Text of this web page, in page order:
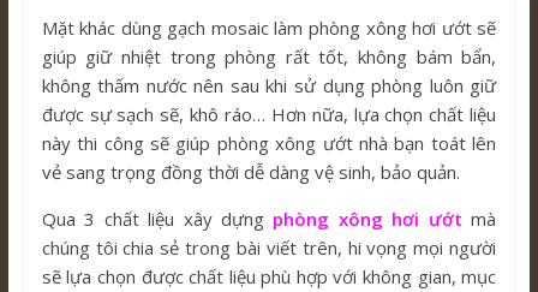
Mặt khác dùng gạch mosaic làm phòng xông hơi ướt sẽ
giúp giữ nhiệt trong phòng rất tốt, không bám bẩn,
không thấm nước nên sau khi sử dụng phòng luôn giữ
được sự sạch sẽ, khô ráo… Hơn nữa, lựa chọn chất liệu
này thi công sẽ giúp phòng xông ướt nhà bạn toát lên
vẻ sang trọng đồng thời dễ dàng vệ sinh, bảo quản.
Qua 3 chất liệu xây dựng phòng xông hơi ướt mà
chúng tôi chia sẻ trong bài viết trên, hi vọng mọi người
sẽ lựa chọn được chất liệu phù hợp với không gian, mục